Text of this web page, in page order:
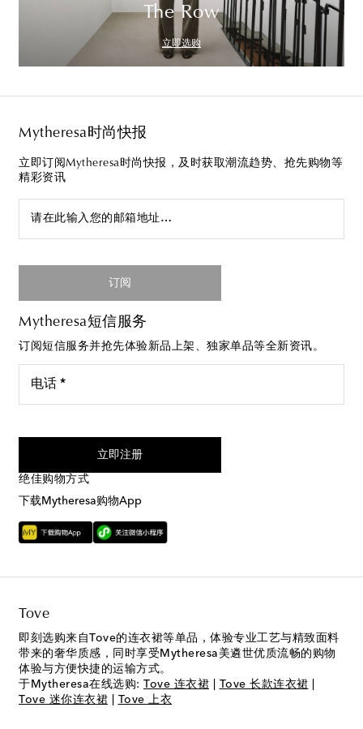
The Row
立即选购
Mytheresa时尚快报
立即订阅Mytheresa时尚快报，及时获取潮流趋势、抢先购物等
精彩资讯
请在此输入您的邮箱地址…
订阅
Mytheresa短信服务
订阅短信服务并抢先体验新品上架、独家单品等全新资讯。
电话 *
立即注册
绝佳购物方式
下载Mytheresa购物App
Tove
即刻选购来自Tove的连衣裙等单品，体验专业工艺与精致面料
带来的奢华质感，同时享受Mytheresa美遴世优质流畅的购物
体验与方便快捷的运输方式。
于Mytheresa在线选购: Tove 连衣裙 Tove 长款连衣裙
Tove 迷你连衣裙
Tove 上衣